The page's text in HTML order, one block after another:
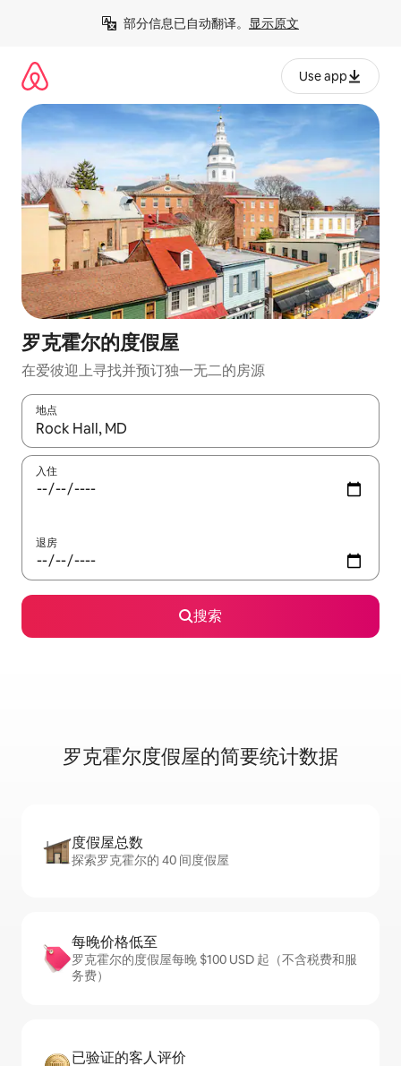
部分信息已自动翻译。 显示原文
Use app
罗克霍尔的度假屋
在爱彼迎上寻找并预订独一无二的房源
地点
如有搜索结果，请使用上下方向键查看，或通过点击或滑动手势
入住
退房
搜索
罗克霍尔度假屋的简要统计数据
度假屋总数
探索罗克霍尔的 40 间度假屋
每晚价格低至
罗克霍尔的度假屋每晚 $100 USD 起（不含税费和服
务费）
已验证的客人评价